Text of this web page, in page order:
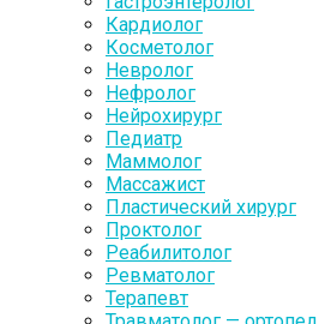
Кардиолог
Косметолог
Невролог
Нефролог
Нейрохирург
Педиатр
Маммолог
Массажист
Пластический хирург
Проктолог
Реабилитолог
Ревматолог
Терапевт